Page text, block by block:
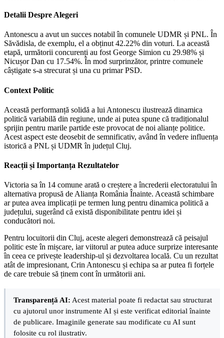
Detalii Despre Alegeri
Antonescu a avut un succes notabil în comunele UDMR și PNL. În
Săvădisla, de exemplu, el a obținut 42.22% din voturi. La această
etapă, următorii concurenți au fost George Simion cu 29.98% și
Nicușor Dan cu 17.54%. În mod surprinzător, printre comunele
câștigate s-a strecurat și una cu primar PSD.
Context Politic
Această performanță solidă a lui Antonescu ilustrează dinamica
politică variabilă din regiune, unde ai putea spune că tradiționalul
sprijin pentru marile partide este provocat de noi alianțe politice.
Acest aspect este deosebit de semnificativ, având în vedere influența
istorică a PNL și UDMR în județul Cluj.
Reacții și Importanța Rezultatelor
Victoria sa în 14 comune arată o creștere a încrederii electoratului în
alternativa propusă de Alianța România Înainte. Această schimbare
ar putea avea implicații pe termen lung pentru dinamica politică a
județului, sugerând că există disponibilitate pentru idei și
conducători noi.
Pentru locuitorii din Cluj, aceste alegeri demonstrează că peisajul
politic este în mișcare, iar viitorul ar putea aduce surprize interesante
în ceea ce privește leadership-ul și dezvoltarea locală. Cu un rezultat
atât de impresionant, Crin Antonescu și echipa sa ar putea fi forțele
de care trebuie să ținem cont în următorii ani.
Transparență AI: Acest material poate fi redactat sau structurat
cu ajutorul unor instrumente AI și este verificat editorial înainte
de publicare. Imaginile generate sau modificate cu AI sunt
folosite cu rol ilustrativ.